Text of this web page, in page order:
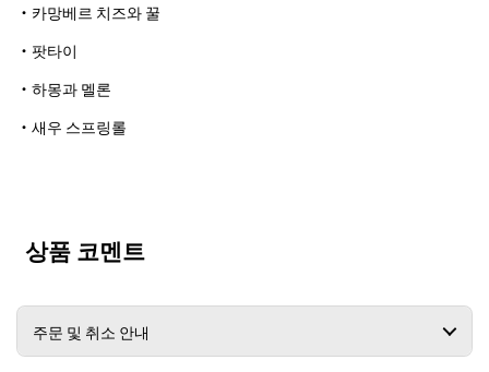
・카망베르 치즈와 꿀
・팟타이
・하몽과 멜론
・새우 스프링롤
상품 코멘트
주문 및 취소 안내